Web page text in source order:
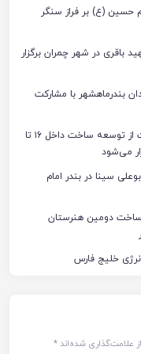
حسين (ع) بر فراز سنگر
مدرسه ۹ کلاسه شهید باقری در شهر چمران برگزار
بندرماهشهر با مشارکت
سومین دوره نمایشگاه پتروکم با هدف حمایت از توسعه ساخت داخل ۱۶ تا
پتروشیمی بوعلی سینا در بندر امام
ساخت دومین هنرستان
خلیج فارس
علامت‌گذاری شده‌اند*